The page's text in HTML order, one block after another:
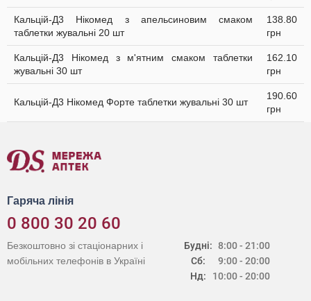
Кальцій-Д3 Нікомед з апельсиновим смаком
таблетки жувальні 20 шт
138.80
грн
Кальцій-Д3 Нікомед з м'ятним смаком таблетки
жувальні 30 шт
162.10
грн
Кальцій-Д3 Нікомед Форте таблетки жувальні 30 шт
190.60
грн
Гаряча лінія
0 800 30 20 60
Будні:
Сб:
Нд:
8:00 - 21:00
9:00 - 20:00
10:00 - 20:00
Безкоштовно зі стаціонарних і
мобільних телефонів в Україні